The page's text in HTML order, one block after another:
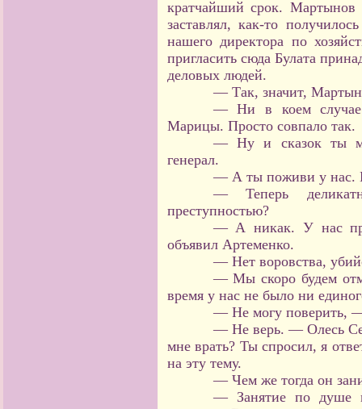
кратчайший срок. Мартынов
заставлял, как-то
нашего директора по
пригласить сюда Булата
деловых людей.
— Так, значит,
— Ни в коем
Марицы. Просто совпало так.
— Ну и сказок ты
генерал.
— А ты поживи у нас.
— Теперь
преступностью?
— А никак. У нас
объявил Артеменко.
— Нет воровства,
— Мы скоро будем
время у нас не было ни
— Не могу поверить,
— Не верь. — Олесь
мне врать? Ты спросил, я
на эту тему.
— Чем же тогда он
— Занятие по душе